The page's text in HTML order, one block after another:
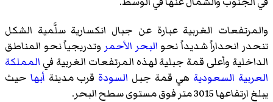
والمرتفعات الغربية عبارة عن جبال انكسارية سلَّمية الشكل
تنحدر انحداراً شديداً نحو البحر الأحمر وتدريجياً نحو المناطق
الداخلية وأعلى قمة جبلية لهذه المرتفعات الغربية في المملكة
العربية السعودية هي قمة جبل السودة قرب مدينة أبها حيث
يبلغ ارتفاعها 3015 متر فوق مستوى سطح البحر.